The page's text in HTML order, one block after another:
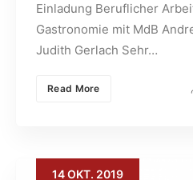
Einladung Beruflicher
Gastronomie mit MdB
Judith Gerlach Sehr…
Read More
14OKT. 2019